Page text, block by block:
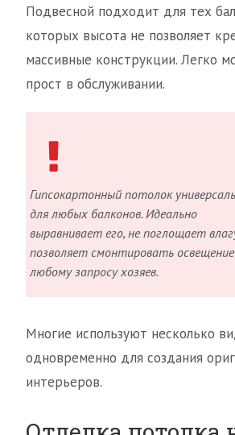
Подвесной подходит для тех
которых высота не позволяет
массивные конструкции. Легко
прост в обслуживании.
Гипсокартонный потолок
для любых балконов. Идеально
выравнивает его, не поглощает
позволяет смонтировать
любому запросу хозяев.
Многие используют несколько
одновременно для создания
интерьеров.